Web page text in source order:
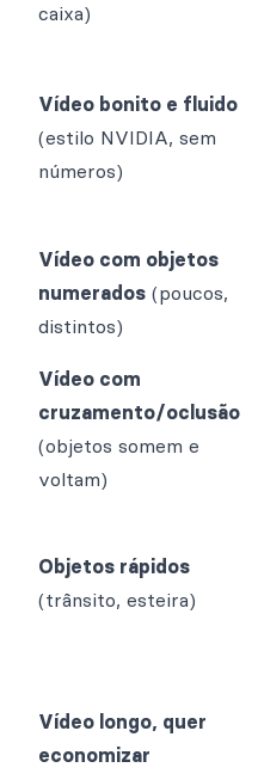
caixa)
Vídeo bonito e fluido
(estilo NVIDIA, sem
números)
Vídeo com objetos
numerados (poucos,
distintos)
Vídeo com
cruzamento/oclusão
(objetos somem e
voltam)
Objetos rápidos
(trânsito, esteira)
Vídeo longo, quer
economizar